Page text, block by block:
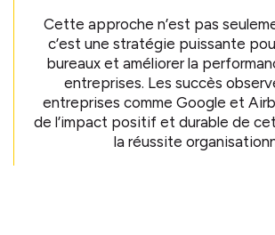
Cette approche n’est pas
c’est une stratégie puissante
bureaux et améliorer la
entreprises. Les succès
entreprises comme Google et
de l’impact positif et durable de
la réussite